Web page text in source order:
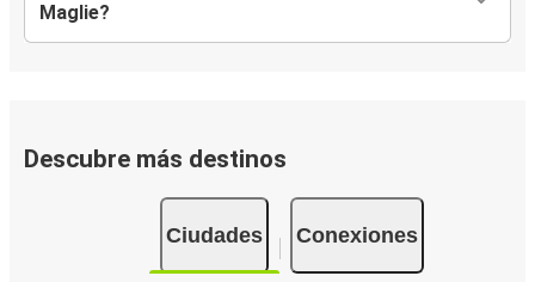
Maglie?
Descubre más destinos
Ciudades Conexiones